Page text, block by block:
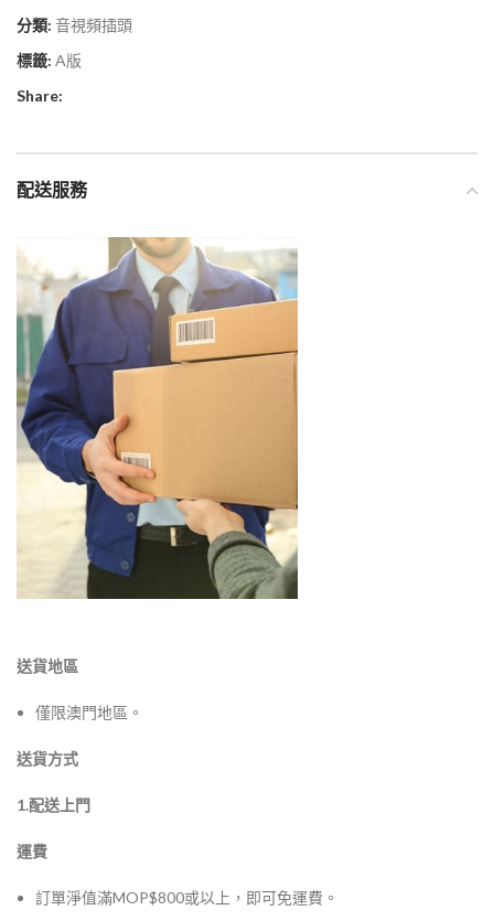
分類: 音視頻插頭
標籤: A版
Share:
配送服務
送貨地區
僅限澳門地區。
送貨方式
1.配送上門
運費
訂單淨值滿MOP$800或以上，即可免運費。